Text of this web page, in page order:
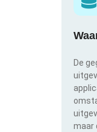
De
maar